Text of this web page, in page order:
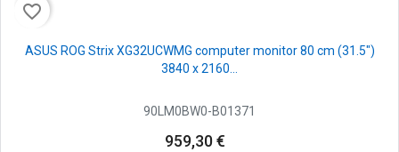
favorite_border
ASUS ROG Strix XG32UCWMG computer monitor 80 cm (31.5")
3840 x 2160...
90LM0BW0-B01371
959,30 €